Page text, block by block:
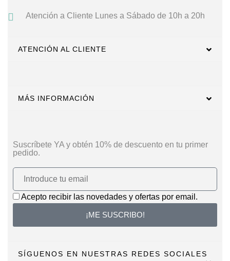
Atención a Cliente Lunes a Sábado de 10h a 20h
ATENCIÓN AL CLIENTE
MÁS INFORMACIÓN
Suscríbete YA y obtén 10% de descuento en tu primer
pedido.
Acepto recibir las novedades y ofertas por email.
¡ME SUSCRIBO!
SÍGUENOS EN NUESTRAS REDES SOCIALES